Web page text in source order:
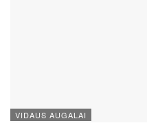
VIDAUS AUGALAI